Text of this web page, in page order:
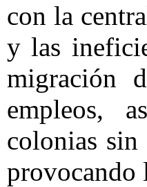
con la
y las
migración
empleos,
colonias sin
provocando